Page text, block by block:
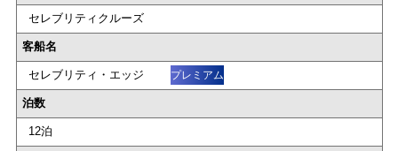
セレブリティクルーズ
客船名
セレブリティ・エッジ プレミアム
泊数
12泊